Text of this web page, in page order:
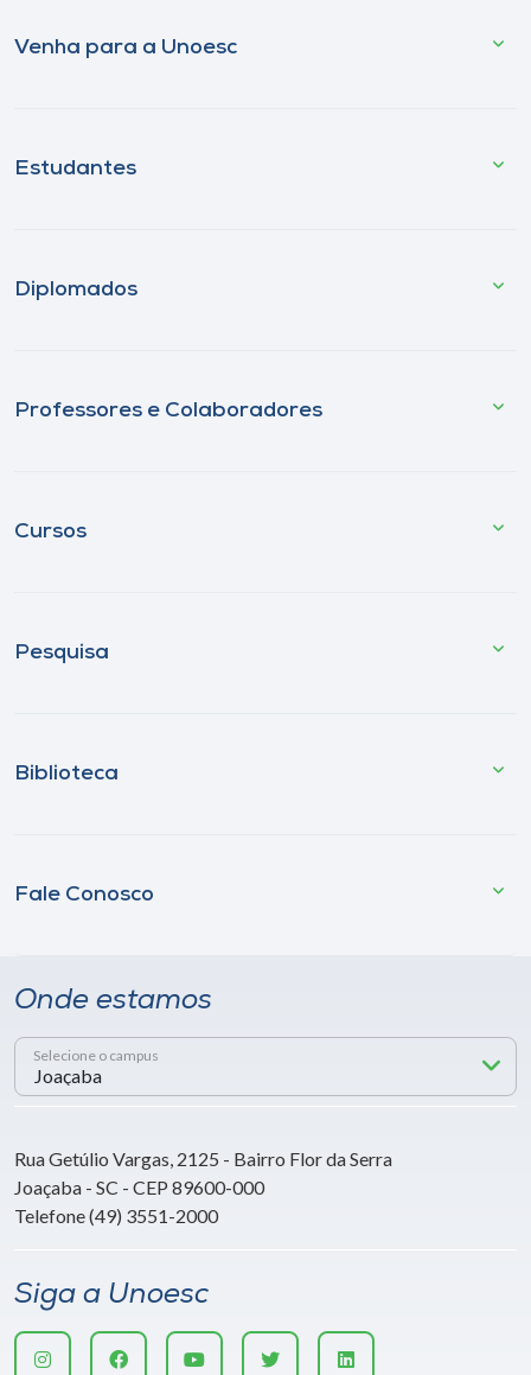
Venha para a Unoesc
Estudantes
Diplomados
Professores e Colaboradores
Cursos
Pesquisa
Biblioteca
Fale Conosco
Onde estamos
Selecione o campus
Rua Getúlio Vargas, 2125 - Bairro Flor da Serra
Joaçaba - SC - CEP 89600-000
Telefone (49) 3551-2000
Siga a Unoesc